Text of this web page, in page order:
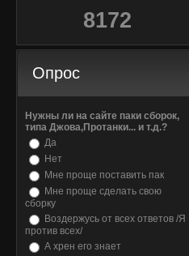
8172
Опрос
Нужны ли на сайте паки сборок,
типа Джова,Протанки... и т.д.?
Да
Нет
Мне проще поставить пак
Мне проще сделать свою
сборку
Воздержусь от всех ответов /Я
против всех/
А хрен его знает